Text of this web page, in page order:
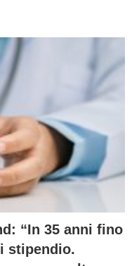
“In 35 anni fino
stipendio.